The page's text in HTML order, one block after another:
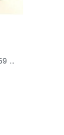
PLASTILINA BACO BARRA GRIS 59 X/100